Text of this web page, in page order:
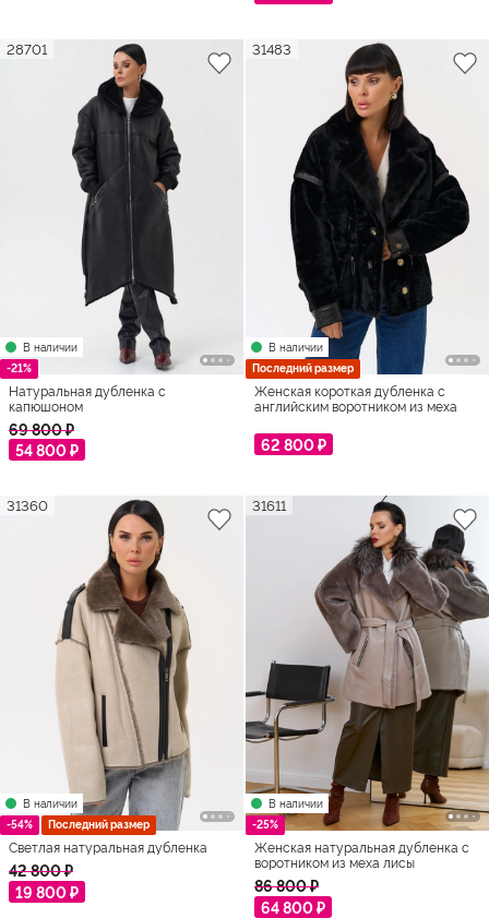
В наличии
-21%
28701
Натуральная дубленка с
капюшоном
69 800 ₽
54 800 ₽
В наличии
Последний размер
31483
Женская короткая дубленка с
английским воротником из меха
62 800 ₽
В наличии
-54%
Последний размер
31360
Светлая натуральная дубленка
42 800 ₽
19 800 ₽
В наличии
-25%
31611
Женская натуральная дубленка с
воротником из меха лисы
86 800 ₽
64 800 ₽